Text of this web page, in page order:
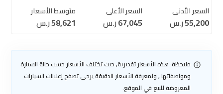
السعر الأدنى
55,200ر.س
السعر الأعلى
67,045ر.س
متوسط الأسعار
58,621ر.س
ملاحظة: هذه الأسعار تقديرية, حيث تختلف الأسعار حسب حالة السيارة
ومواصفاتها , ولمعرفة الأسعار الدقيقة يرجى تصفح إعلانات السيارات
المعروضة للبيع في الموقع.